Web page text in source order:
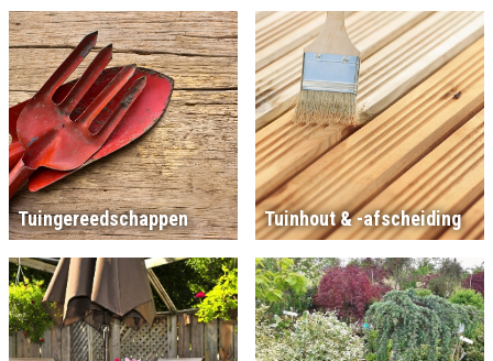
Tuingereedschappen Tuinhout & -afscheiding